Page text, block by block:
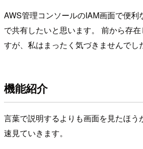
AWS管理コンソールのIAM画面で便利
で共有したいと思います。 前から存
すが、私はまったく気づきませんでし
機能紹介
言葉で説明するよりも画面を見たほう
速見ていきます。